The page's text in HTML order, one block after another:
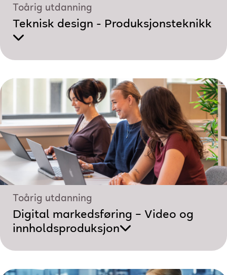
Toårig utdanning
Teknisk design - Produksjonsteknikk
Toårig utdanning
Digital markedsføring – Video og
innholdsproduksjon